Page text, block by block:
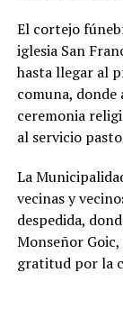
El cortejo
iglesia San
hasta llegar al
comuna, donde
ceremonia
al servicio
La
vecinas y
despedida,
Monseñor
gratitud por la